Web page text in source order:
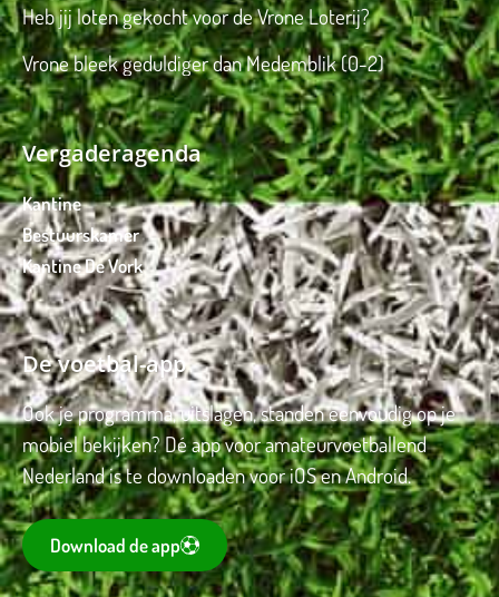
Heb jij loten gekocht voor de Vrone Loterij?
Vrone bleek geduldiger dan Medemblik (0-2)
Vergaderagenda
Kantine
Bestuurskamer
Kantine De Vork
De voetbal-app
Ook je programma, uitslagen, standen eenvoudig op je
mobiel bekijken? Dé app voor amateurvoetballend
Nederland is te downloaden voor iOS en Android.
Download de app